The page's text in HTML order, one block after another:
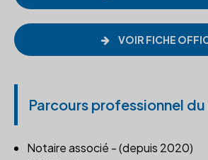
VOIR FICHE
Parcours professionnel
Notaire associé - (depuis 2020)